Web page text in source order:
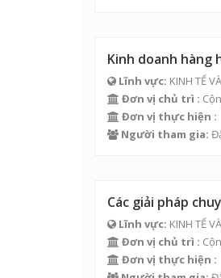
Kinh doanh hàng
Lĩnh vực: KINH TẾ
Đơn vị chủ trì :
Đơn vị thực hiện :
Người tham gia:
Các giải pháp
Lĩnh vực: KINH TẾ
Đơn vị chủ trì :
Đơn vị thực hiện :